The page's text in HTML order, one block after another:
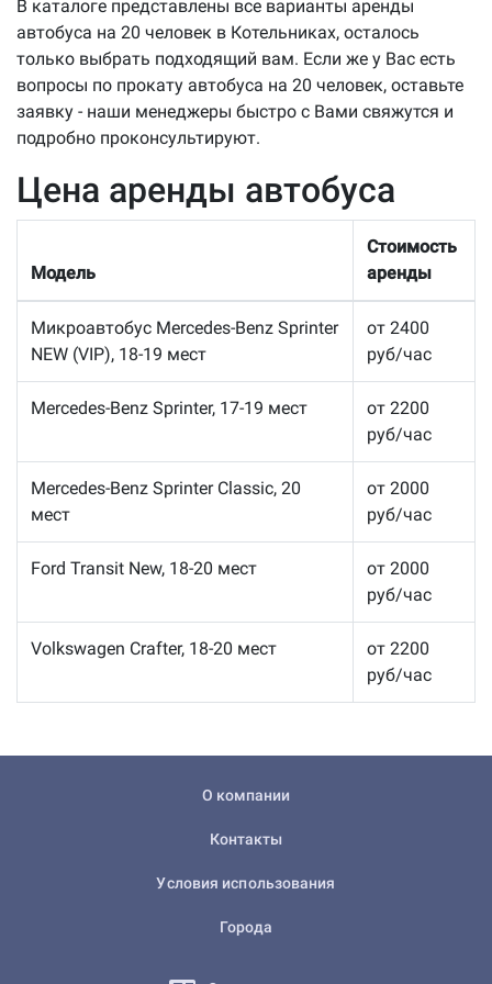
В каталоге представлены все варианты аренды
автобуса на 20 человек в Котельниках, осталось
только выбрать подходящий вам. Если же у Вас есть
вопросы по прокату автобуса на 20 человек, оставьте
заявку - наши менеджеры быстро с Вами свяжутся и
подробно проконсультируют.
Цена аренды автобуса
Модель
Стоимость
аренды
Микроавтобус Mercedes-Benz Sprinter
NEW (VIP), 18-19 мест
от 2400
руб/час
Mercedes-Benz Sprinter, 17-19 мест
от 2200
руб/час
Mercedes-Benz Sprinter Classic, 20
мест
от 2000
руб/час
Ford Transit New, 18-20 мест
от 2000
руб/час
Volkswagen Crafter, 18-20 мест
от 2200
руб/час
О компании
Контакты
Условия использования
Города